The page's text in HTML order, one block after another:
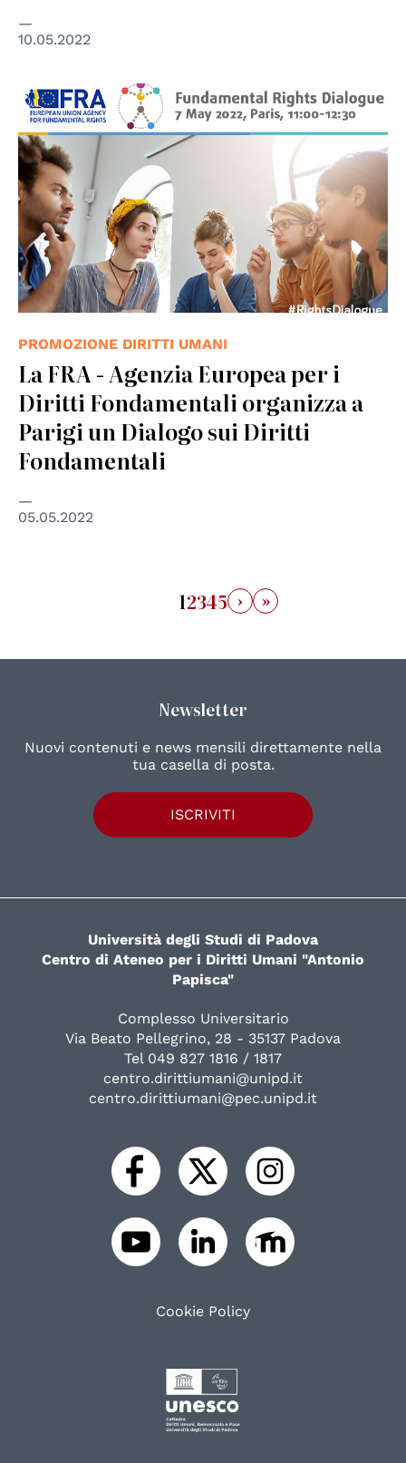
10.05.2022
© FRA - European Union Agency for Fundamental Rights
PROMOZIONE DIRITTI UMANI
La FRA - Agenzia Europea per i
Diritti Fondamentali organizza a
Parigi un Dialogo sui Diritti
Fondamentali
05.05.2022
12345 › »
Newsletter
Nuovi contenuti e news mensili direttamente nella
tua casella di posta.
ISCRIVITI
Università degli Studi di Padova
Centro di Ateneo per i Diritti Umani "Antonio
Papisca"
Complesso Universitario
Via Beato Pellegrino, 28 - 35137 Padova
Tel 049 827 1816 / 1817
centro.dirittiumani@unipd.it
centro.dirittiumani@pec.unipd.it
Cookie Policy